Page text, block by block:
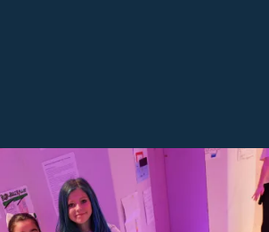
OCH STÄDROBOTAR.
visar upp Frölundaskolans bidrag